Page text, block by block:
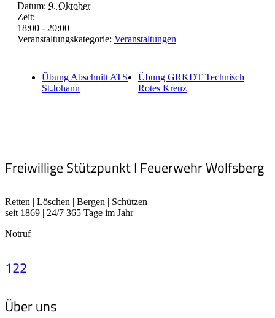
Datum: 9. Oktober
Zeit:
18:00 - 20:00
Veranstaltungskategorie: Veranstaltungen
Übung Abschnitt ATS
St.Johann
Übung GRKDT Technisch
Rotes Kreuz
Freiwillige Stützpunkt I Feuerwehr Wolfsberg
Retten | Löschen | Bergen | Schützen
seit 1869 | 24/7 365 Tage im Jahr
Notruf
122
Über uns